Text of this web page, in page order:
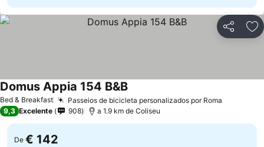
Partilhar
Bed & Breakfast Passeios de bicicleta personalizados por Roma
Domus Appia 154 B&BVer preços
9,3 Excelente 908 a 1.9 km de Coliseu
De € 142